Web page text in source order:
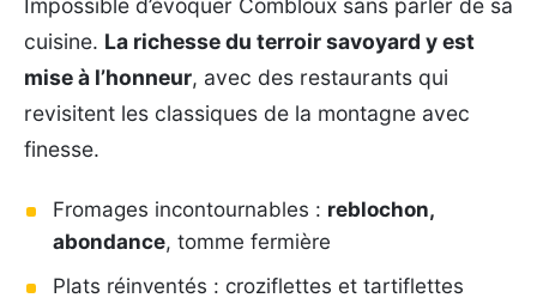
cuisine. La richesse du terroir savoyard y est
mise à l’honneur, avec des restaurants qui
revisitent les classiques de la montagne avec
finesse.
Fromages incontournables : reblochon,
abondance, tomme fermière
Plats réinventés : croziflettes et tartiflettes